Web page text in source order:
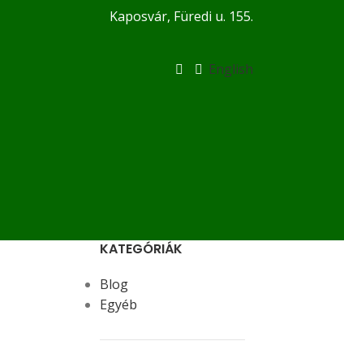
Kaposvár, Füredi u. 155.
English
KATEGÓRIÁK
Blog
Egyéb